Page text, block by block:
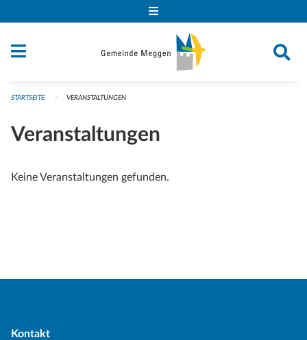
STARTSEITE VERANSTALTUNGEN
Veranstaltungen
Keine Veranstaltungen gefunden.
Kontakt